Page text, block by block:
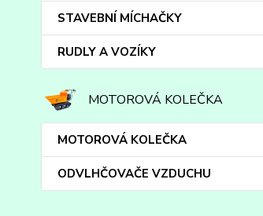
STAVEBNÍ MÍCHAČKY
RUDLY A VOZÍKY
MOTOROVÁ KOLEČKA
MOTOROVÁ KOLEČKA
ODVLHČOVAČE VZDUCHU